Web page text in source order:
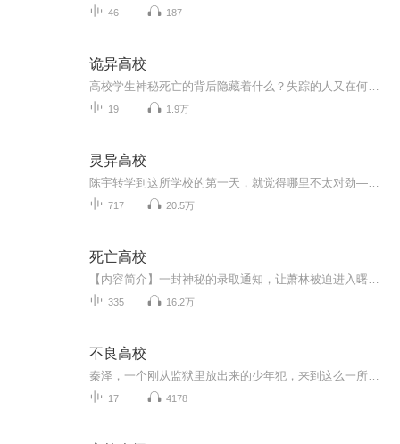
46 187
诡异高校
19 1.9万
灵异高校
717 20.5万
死亡高校
335 16.2万
不良高校
17 4178